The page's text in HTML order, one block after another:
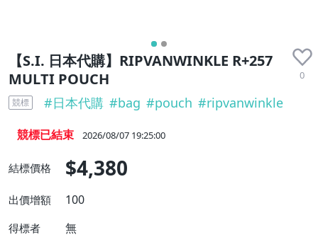
【S.I. 日本代購】RIPVANWINKLE R+257
MULTI POUCH
0
競標 #日本代購 #bag #pouch #ripvanwinkle
競標已結束 2026/08/07 19:25:00
結標價格 $4,380
出價增額 100
得標者 無